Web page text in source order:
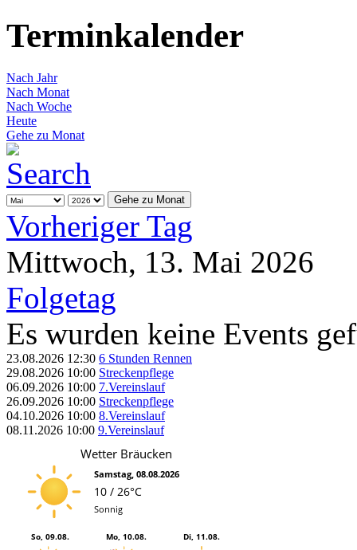
Terminkalender
Nach Jahr
Nach Monat
Nach Woche
Heute
Gehe zu Monat
Gehe zu Monat
Vorheriger Tag
Mittwoch, 13. Mai 2026
Folgetag
Es wurden keine Events
23.08.2026 12:30 6 Stunden Rennen
29.08.2026 10:00 Streckenpflege
06.09.2026 10:00 7.Vereinslauf
26.09.2026 10:00 Streckenpflege
04.10.2026 10:00 8.Vereinslauf
08.11.2026 10:00 9.Vereinslauf
Wetter Bräucken
Samstag, 08.08.2026
10 / 26°C
Sonnig
So, 09.08. Mo, 10.08. Di, 11.08.